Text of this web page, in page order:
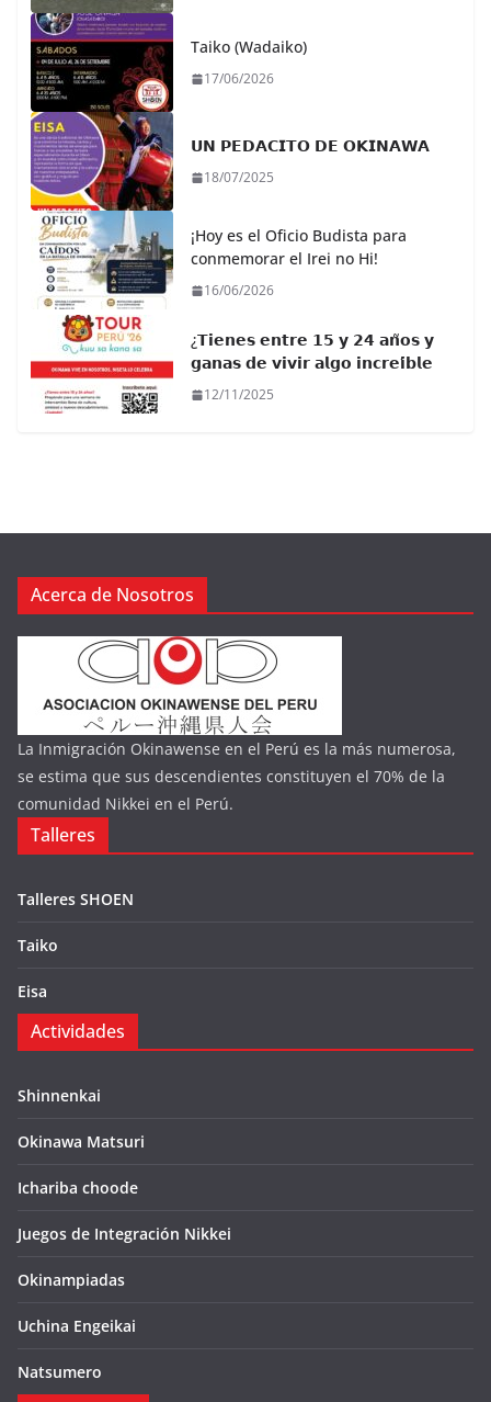
Taiko (Wadaiko)
17/06/2026
𝗨𝗡 𝗣𝗘𝗗𝗔𝗖𝗜𝗧𝗢 𝗗𝗘 𝗢𝗞𝗜𝗡𝗔𝗪𝗔
18/07/2025
¡Hoy es el Oficio Budista para
conmemorar el Irei no Hi!
16/06/2026
¿𝗧𝗶𝗲𝗻𝗲𝘀 𝗲𝗻𝘁𝗿𝗲 𝟭𝟱 𝘆 𝟮𝟰 𝗮𝗻̃𝗼𝘀 𝘆
𝗴𝗮𝗻𝗮𝘀 𝗱𝗲 𝘃𝗶𝘃𝗶𝗿 𝗮𝗹𝗴𝗼 𝗶𝗻𝗰𝗿𝗲𝗶́𝗯𝗹𝗲
12/11/2025
Acerca de Nosotros
La Inmigración Okinawense en el Perú es la más numerosa,
se estima que sus descendientes constituyen el 70% de la
comunidad Nikkei en el Perú.
Talleres
Talleres SHOEN
Taiko
Eisa
Actividades
Shinnenkai
Okinawa Matsuri
Ichariba choode
Juegos de Integración Nikkei
Okinampiadas
Uchina Engeikai
Natsumero